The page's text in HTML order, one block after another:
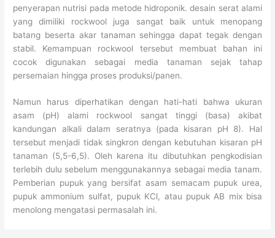
penyerapan nutrisi pada metode hidroponik. desain serat alami
yang dimiliki rockwool juga sangat baik untuk menopang
batang beserta akar tanaman sehingga dapat tegak dengan
stabil. Kemampuan rockwool tersebut membuat bahan ini
cocok digunakan sebagai media tanaman sejak tahap
persemaian hingga proses produksi/panen.
Namun harus diperhatikan dengan hati-hati bahwa ukuran
asam (pH) alami rockwool sangat tinggi (basa) akibat
kandungan alkali dalam seratnya (pada kisaran pH 8). Hal
tersebut menjadi tidak singkron dengan kebutuhan kisaran pH
tanaman (5,5-6,5). Oleh karena itu dibutuhkan pengkodisian
terlebih dulu sebelum menggunakannya sebagai media tanam.
Pemberian pupuk yang bersifat asam semacam pupuk urea,
pupuk ammonium sulfat, pupuk KCl, atau pupuk AB mix bisa
menolong mengatasi permasalah ini.